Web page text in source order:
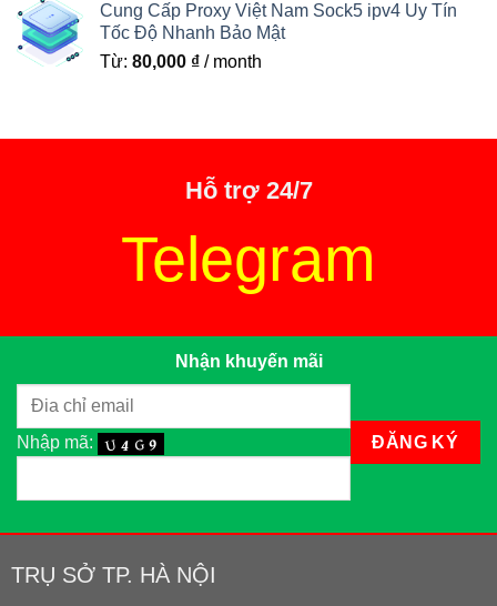
Cung Cấp Proxy Việt Nam Sock5 ipv4 Uy Tín
Tốc Độ Nhanh Bảo Mật
Từ: 80,000 ₫ / month
Hỗ trợ 24/7
Telegram
Nhận khuyến mãi
Nhập mã:
TRỤ SỞ TP. HÀ NỘI